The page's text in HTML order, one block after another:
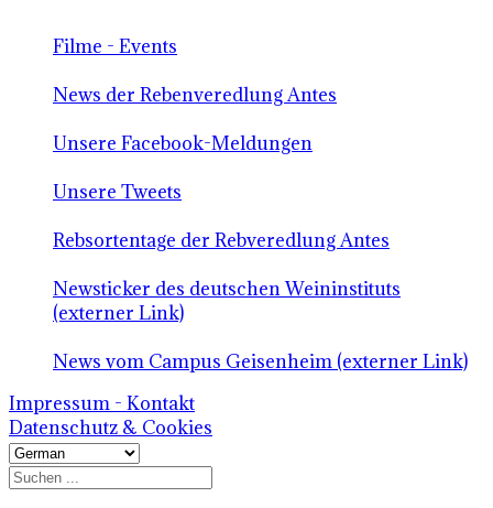
Filme - Events
News der Rebenveredlung Antes
Unsere Facebook-Meldungen
Unsere Tweets
Rebsortentage der Rebveredlung Antes
Newsticker des deutschen Weininstituts
(externer Link)
News vom Campus Geisenheim (externer Link)
Impressum - Kontakt
Datenschutz & Cookies